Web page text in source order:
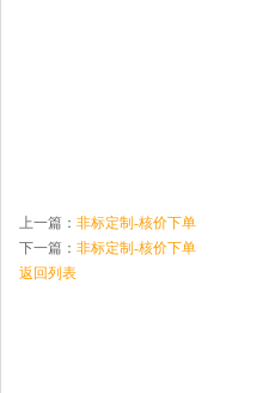
上一篇： 非标定制-核价下单
下一篇： 非标定制-核价下单
返回列表